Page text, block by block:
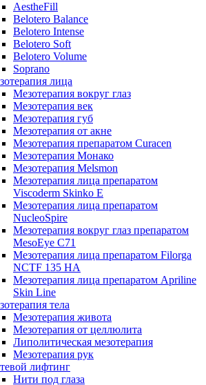
AestheFill
Belotero Balance
Belotero Intense
Belotero Soft
Belotero Volume
Soprano
лица
Мезотерапия вокруг глаз
Мезотерапия век
Мезотерапия губ
Мезотерапия от акне
Мезотерапия препаратом Curacen
Мезотерапия Монако
Мезотерапия Melsmon
Мезотерапия лица препаратом
Viscoderm Skinko E
Мезотерапия лица препаратом
NucleoSpire
Мезотерапия вокруг глаз препаратом
MesoEye С71
Мезотерапия лица препаратом Filorga
NCTF 135 HA
Мезотерапия лица препаратом Apriline
Skin Line
тела
Мезотерапия живота
Мезотерапия от целлюлита
Липолитическая мезотерапия
Мезотерапия рук
лифтинг
Нити под глаза